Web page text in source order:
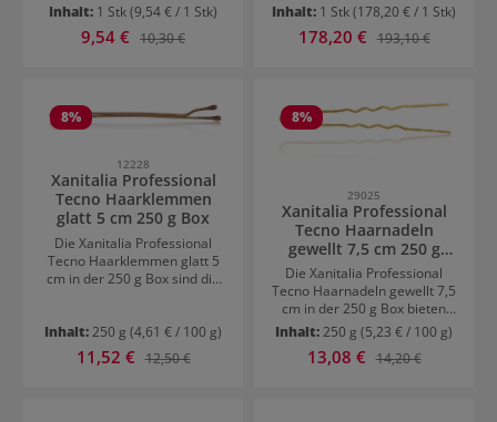
Inhalt: 1 Stk(9,54 € / 1 Stk)
Verkaufspreis:
9,54 € Regulärer Preis:
10,30 €
mit hoher Funktionalität und
ist die perfekte Ergänzung für
jeden professionellen
während die durchdachte
Innenstruktur effizientes
Wagen schnellen Zugriff auf
alle wichtigen Tools und
Produkte. Die leichtgängigen
Rollen sorgen für maximale
Flexibilität im
Salonbetrieb.Benefits:Stilvolle
s, modernes Design in
SchwarzPraktisches
Schubladensystem für
OrdnungHohe Mobilität durch
Inhalt: 1 Stk(178,20 € / 1 Stk)
Verkaufspreis:
178,20 € Regulärer Preis:
193,10 €
8%
12228
Xanitalia Professional
Tecno Haarklemmen
glatt 5 cm 250 g Box
Die Xanitalia Professional
Tecno Haarklemmen glatt 5
cm in der 250 g Box sind die
Salonalltag und zuhause. Sie
halten das Haar sicher in
Position, ohne zu
Inhalt:250 g (4,61 € / 100 g)
Verkaufspreis:
11,52 € Regulärer Preis:
12,50 €
8%
29025
Xanitalia Professional
Tecno Haarnadeln
gewellt 7,5 cm 250 g
Box
Die Xanitalia Professional
Tecno Haarnadeln gewellt 7,5
cm in der 250 g Box bieten
zuverlässigen Halt für
anspruchsvolle Stylings und
Hochsteckfrisuren. Durch
Inhalt:250 g (5,23 € / 100 g)
Verkaufspreis:
13,08 € Regulärer Preis:
14,20 €